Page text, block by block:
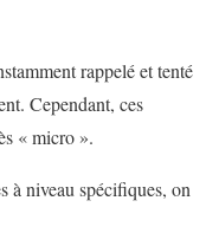
rappelé et tenté
Cependant, ces
« micro ».
à niveau spécifiques, on